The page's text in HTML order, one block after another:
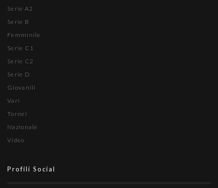
Serie A2
Serie B
Femminile
Serie C1
Serie C2
Serie D
Giovanili
Vari
Tornei
Nazionale
Video
Profili Social